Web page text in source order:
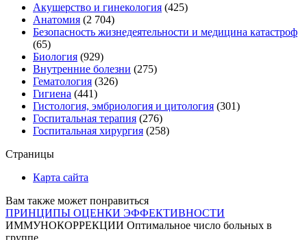
Акушерство и гинекология (425)
Анатомия (2 704)
Безопасность жизнедеятельности и медицина катастроф
(65)
Биология (929)
Внутренние болезни (275)
Гематология (326)
Гигиена (441)
Гистология, эмбриология и цитология (301)
Госпитальная терапия (276)
Госпитальная хирургия (258)
Страницы
Карта сайта
Вам также может понравиться
ПРИНЦИПЫ ОЦЕНКИ ЭФФЕКТИВНОСТИ
ИММУНОКОРРЕКЦИИ Оптимальное число больных в
группе